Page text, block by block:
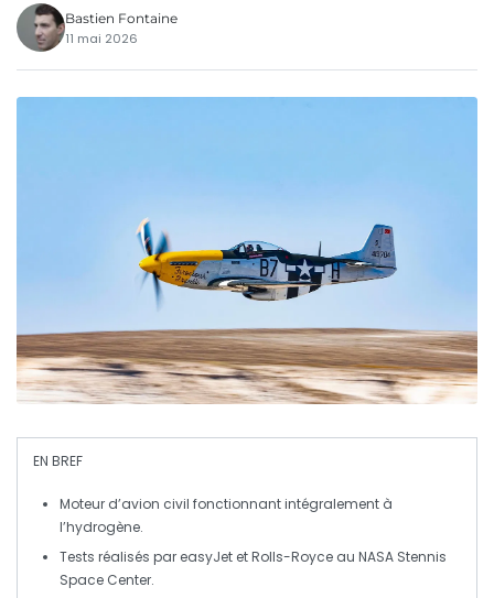
Bastien Fontaine
11 mai 2026
EN BREF
Moteur d’avion civil fonctionnant intégralement à
l’hydrogène.
Tests réalisés par easyJet etRolls-Royce au NASA Stennis
Space Center.